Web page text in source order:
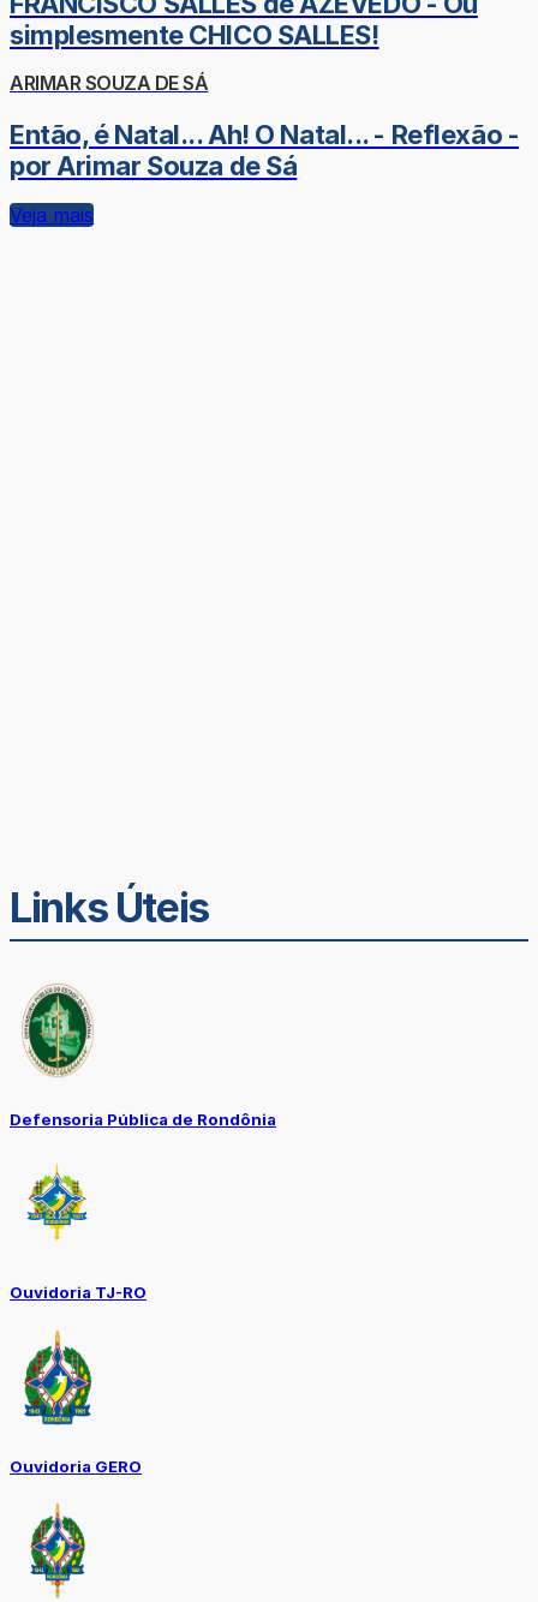
simplesmente CHICO SALLES!
ARIMAR SOUZA DE SÁ
Então, é Natal... Ah! O Natal... - Reflexão -
por Arimar Souza de Sá
Veja mais
Links Úteis
Defensoria Pública de Rondônia
Ouvidoria TJ-RO
Ouvidoria GERO